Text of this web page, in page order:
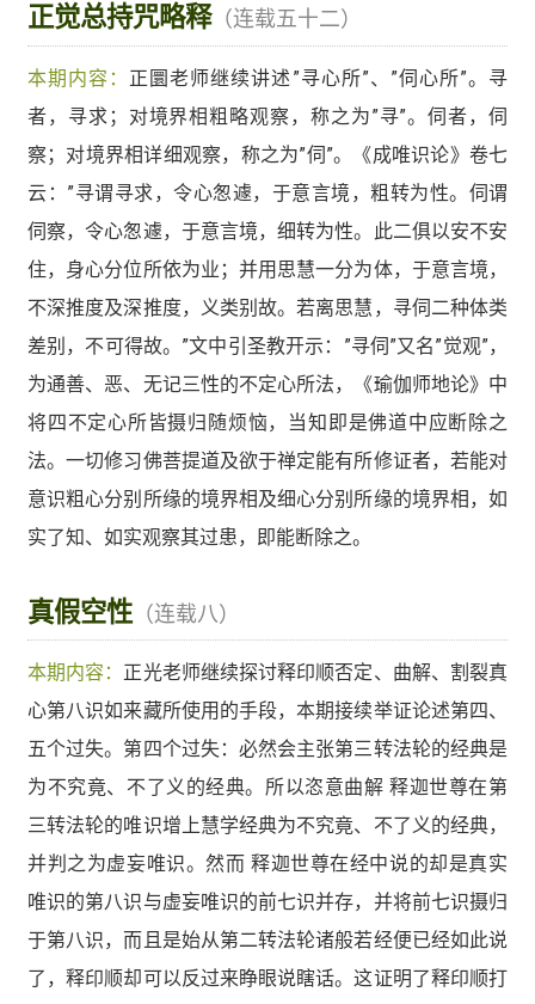
正觉总持咒略释（连载五十二）
本期内容： 正圜老师继续讲述”寻心所”、”伺心所”。寻
者，寻求；对境界相粗略观察，称之为”寻”。伺者，伺
察；对境界相详细观察，称之为”伺”。《成唯识论》卷七
云：”寻谓寻求，令心怱遽，于意言境，粗转为性。伺谓
伺察，令心怱遽，于意言境，细转为性。此二俱以安不安
住，身心分位所依为业；并用思慧一分为体，于意言境，
不深推度及深推度，义类别故。若离思慧，寻伺二种体类
差别，不可得故。”文中引圣教开示：”寻伺”又名”觉观”，
为通善、恶、无记三性的不定心所法，《瑜伽师地论》中
将四不定心所皆摄归随烦恼，当知即是佛道中应断除之
法。一切修习佛菩提道及欲于禅定能有所修证者，若能对
意识粗心分别所缘的境界相及细心分别所缘的境界相，如
实了知、如实观察其过患，即能断除之。
真假空性 （连载八）
本期内容： 正光老师继续探讨释印顺否定、曲解、割裂真
心第八识如来藏所使用的手段，本期接续举证论述第四、
五个过失。第四个过失：必然会主张第三转法轮的经典是
为不究竟、不了义的经典。所以恣意曲解 释迦世尊在第
三转法轮的唯识增上慧学经典为不究竟、不了义的经典，
并判之为虚妄唯识。然而 释迦世尊在经中说的却是真实
唯识的第八识与虚妄唯识的前七识并存，并将前七识摄归
于第八识，而且是始从第二转法轮诸般若经便已经如此说
了，释印顺却可以反过来睁眼说瞎话。这证明了释印顺打